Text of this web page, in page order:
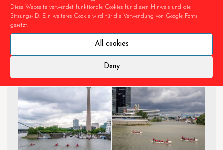
Diese Webseite verwendet funktionale Cookies für diesen Hinweis und die
Sitzungs-ID. Ein weiteres Cookie wird für die Verwendung von Google Fonts
gesetzt.
All cookies
Deny